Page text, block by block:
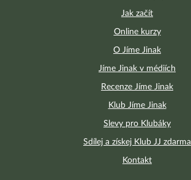
Jak začít
Online kurzy
O Jíme Jinak
Jíme Jinak v médiích
Recenze Jíme Jinak
Klub Jíme Jinak
Slevy pro Klubáky
Sdílej a získej Klub JJ zdarma
Kontakt